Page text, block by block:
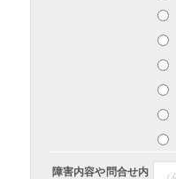
障害内容や問合せ内